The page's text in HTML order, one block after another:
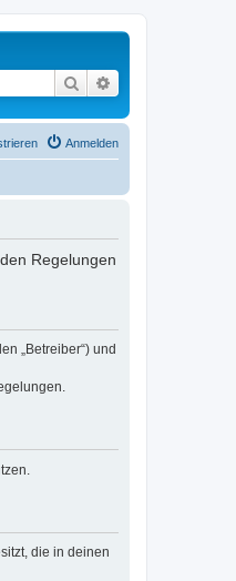
Suche
Anmelden
Regelungen
„Betreiber“) und
die in deinen